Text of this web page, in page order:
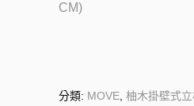
CM)
分類: MOVE 柚木掛壁式